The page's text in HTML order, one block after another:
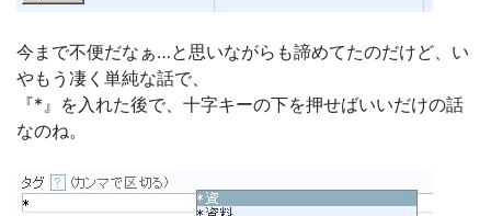
今まで不便だなぁ…と思いながらも諦めてたのだけど、い
やもう凄く単純な話で、
『*』を入れた後で、十字キーの下を押せばいいだけの話
なのね。